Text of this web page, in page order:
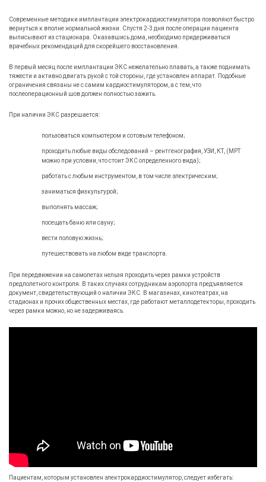
Современные методики имплантации электрокардиостимулятора позволяют быстро
вернуться к вполне нормальной жизни. Спустя 2-3 дня после операции пациента
выписывают из стационара. Оказавшись дома, необходимо придерживаться
врачебных рекомендаций для скорейшего восстановления.
В первый месяц после имплантации ЭКС нежелательно плавать, а также поднимать
тяжести и активно двигать рукой с той стороны, где установлен аппарат. Подобные
ограничения связаны не с самим кардиостимулятором, а с тем, что
послеоперационный шов должен полностью зажить.
При наличии ЭКС разрешается:
пользоваться компьютером и сотовым телефоном;
проходить любые виды обследований – рентгенография, УЗИ, КТ, (МРТ
можно при условии, что стоит ЭКС определенного вида);
работать с любым инструментом, в том числе электрическим;
заниматься физкультурой;
выполнять массаж;
посещать баню или сауну;
вести половую жизнь;
путешествовать на любом виде транспорта.
При передвижении на самолетах нельзя проходить через рамки устройств
предполетного контроля. В таких случаях сотрудникам аэропорта предъявляется
документ, свидетельствующий о наличии ЭКС. В магазинах, кинотеатрах, на
стадионах и прочих общественных местах, где работают металлодетекторы, проходить
через рамки можно, но не задерживаясь.
Пациентам, которым установлен электрокардиостимулятор, следует избегать: